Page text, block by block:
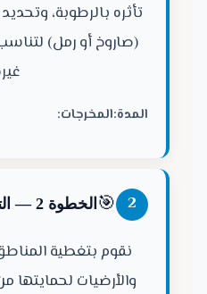
تأثره بالرطوبة،
(صاروخ أو رمل)
المدة:المخرجات:
2
🎯 الخطوة 2 — التحضير والحماية
نقوم بتغطية
والأرضيات لحمايتها